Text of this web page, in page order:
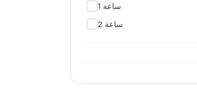
1 ساعة
2 ساعة